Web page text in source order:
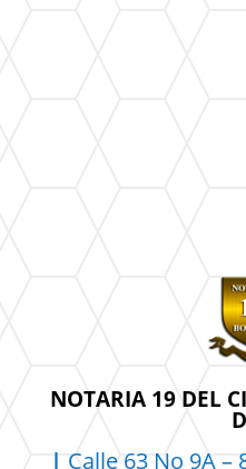
NOTARIA 19 DEL
| Calle 63 No 9A –